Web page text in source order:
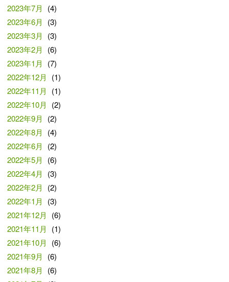
2023年7月
(4)
2023年6月
(3)
2023年3月
(3)
2023年2月
(6)
2023年1月
(7)
2022年12月
(1)
2022年11月
(1)
2022年10月
(2)
2022年9月
(2)
2022年8月
(4)
2022年6月
(2)
2022年5月
(6)
2022年4月
(3)
2022年2月
(2)
2022年1月
(3)
2021年12月
(6)
2021年11月
(1)
2021年10月
(6)
2021年9月
(6)
2021年8月
(6)